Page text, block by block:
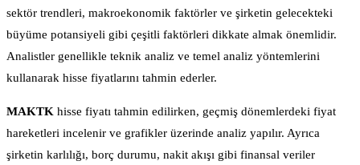
sektör trendleri, makroekonomik faktörler ve şirketin gelecekteki
büyüme potansiyeli gibi çeşitli faktörleri dikkate almak önemlidir.
Analistler genellikle teknik analiz ve temel analiz yöntemlerini
kullanarak hisse fiyatlarını tahmin ederler.
MAKTK hisse fiyatı tahmin edilirken, geçmiş dönemlerdeki fiyat
hareketleri incelenir ve grafikler üzerinde analiz yapılır. Ayrıca
şirketin karlılığı, borç durumu, nakit akışı gibi finansal veriler